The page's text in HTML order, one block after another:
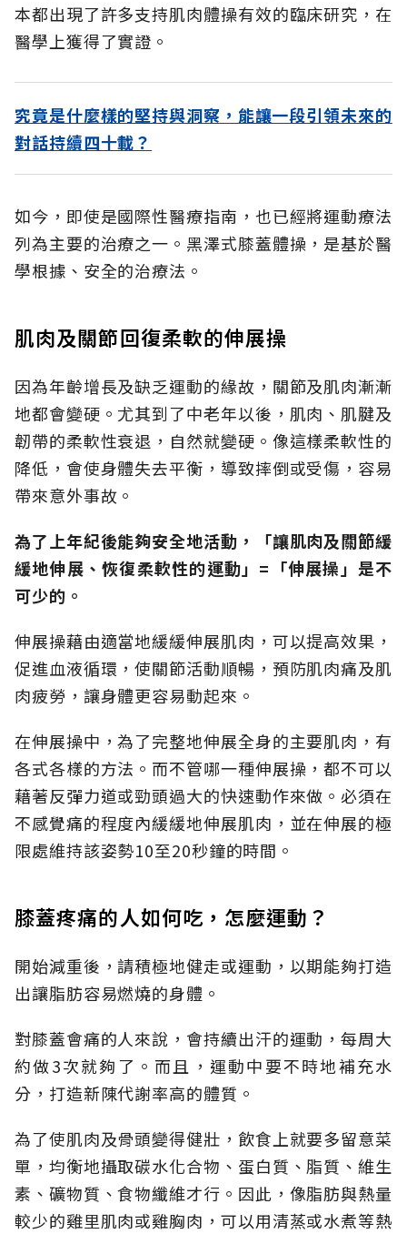
本都出現了許多支持肌肉體操有效的臨床研究，在
醫學上獲得了實證。
究竟是什麼樣的堅持與洞察，能讓一段引領未來的
對話持續四十載？
如今，即使是國際性醫療指南，也已經將運動療法
列為主要的治療之一。黑澤式膝蓋體操，是基於醫
學根據、安全的治療法。
肌肉及關節回復柔軟的伸展操
因為年齡增長及缺乏運動的緣故，關節及肌肉漸漸
地都會變硬。尤其到了中老年以後，肌肉、肌腱及
韌帶的柔軟性衰退，自然就變硬。像這樣柔軟性的
降低，會使身體失去平衡，導致摔倒或受傷，容易
帶來意外事故。
為了上年紀後能夠安全地活動，「讓肌肉及關節緩
緩地伸展、恢復柔軟性的運動」=「伸展操」是不
可少的。
伸展操藉由適當地緩緩伸展肌肉，可以提高效果，
促進血液循環，使關節活動順暢，預防肌肉痛及肌
肉疲勞，讓身體更容易動起來。
在伸展操中，為了完整地伸展全身的主要肌肉，有
各式各樣的方法。而不管哪一種伸展操，都不可以
藉著反彈力道或勁頭過大的快速動作來做。必須在
不感覺痛的程度內緩緩地伸展肌肉，並在伸展的極
限處維持該姿勢10至20秒鐘的時間。
膝蓋疼痛的人如何吃，怎麼運動？
開始減重後，請積極地健走或運動，以期能夠打造
出讓脂肪容易燃燒的身體。
對膝蓋會痛的人來說，會持續出汗的運動，每周大
約做3次就夠了。而且，運動中要不時地補充水
分，打造新陳代謝率高的體質。
為了使肌肉及骨頭變得健壯，飲食上就要多留意菜
單，均衡地攝取碳水化合物、蛋白質、脂質、維生
素、礦物質、食物纖維才行。因此，像脂肪與熱量
較少的雞里肌肉或雞胸肉，可以用清蒸或水煮等熱